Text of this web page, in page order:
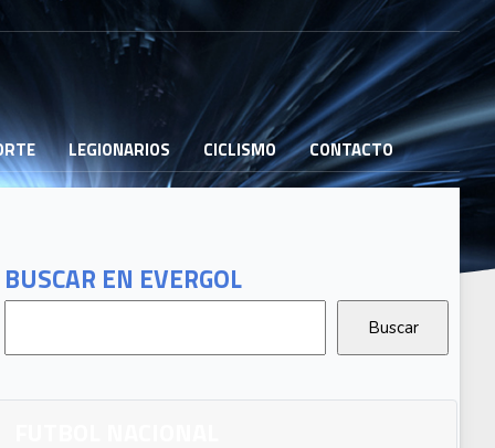
LEGIONARIOS CICLISMO CONTACTO
BUSCAR EN EVERGOL